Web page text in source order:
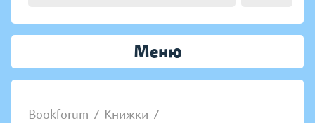
Меню
Bookforum / Книжки /